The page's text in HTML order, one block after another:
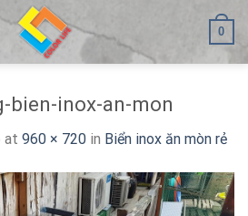
0
bien-inox-an-mon
at 960 × 720 in Biển inox ăn mòn rẻ